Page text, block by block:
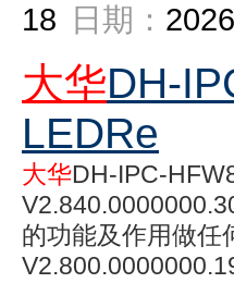
18 日期：
大华DH-
LEDRe
大华DH-IPC-
的功能及作用做任